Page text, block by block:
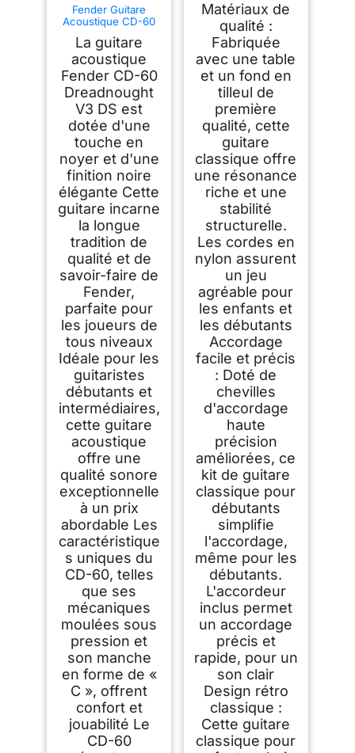
Fender Guitare
Acoustique CD-60
Touche en Noyer,
Noir, Idéale pour les
Guitaristes
Débutants et
Intermédiaires,
Incluant des Cours
Virtuels Gratuits sur
Fender Play
La guitare
acoustique
Fender CD-60
Dreadnought
V3 DS est
dotée d'une
touche en
noyer et d'une
finition noire
élégante Cette
guitare incarne
la longue
tradition de
qualité et de
savoir-faire de
Fender,
parfaite pour
les joueurs de
tous niveaux
Idéale pour les
guitaristes
débutants et
intermédiaires,
cette guitare
acoustique
offre une
qualité sonore
exceptionnelle
à un prix
abordable Les
caractéristique
s uniques du
CD-60, telles
que ses
mécaniques
moulées sous
pression et
son manche
en forme de «
C », offrent
confort et
jouabilité Le
CD-60
avec Cordes Nylon,
Housse de
Transport, Sangle,
Accordeur, Cordes
Supplémentaires,
Médiators,
Capodastre, en
Tilleul, pour
Adolescent, Adulte,
Étudiant, Noir
Matériaux de
qualité :
Fabriquée
avec une table
et un fond en
tilleul de
première
qualité, cette
guitare
classique offre
une résonance
riche et une
stabilité
structurelle.
Les cordes en
nylon assurent
un jeu
agréable pour
les enfants et
les débutants
Accordage
facile et précis
: Doté de
chevilles
d'accordage
haute
précision
améliorées, ce
kit de guitare
classique pour
débutants
simplifie
l'accordage,
même pour les
débutants.
L'accordeur
inclus permet
un accordage
précis et
rapide, pour un
son clair
Design rétro
classique :
Cette guitare
classique pour